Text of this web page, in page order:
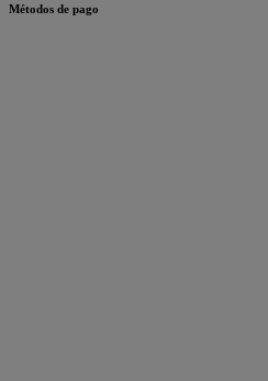
Métodos de pago